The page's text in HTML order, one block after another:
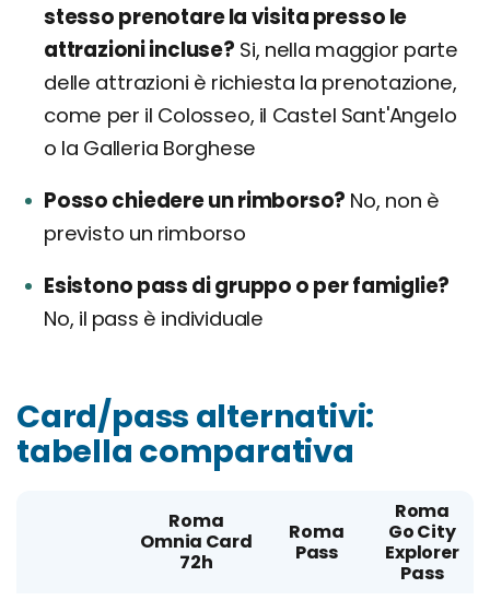
stesso prenotare la visita presso le
attrazioni incluse? Si, nella maggior parte
delle attrazioni è richiesta la prenotazione,
come per il Colosseo, il Castel Sant'Angelo
o la Galleria Borghese
Posso chiedere un rimborso? No, non è
previsto un rimborso
Esistono pass di gruppo o per famiglie?
No, il pass è individuale
Card/pass alternativi:
tabella comparativa
Roma
Omnia Card
72h
Roma
Pass
Roma
Go City
Explorer
Pass